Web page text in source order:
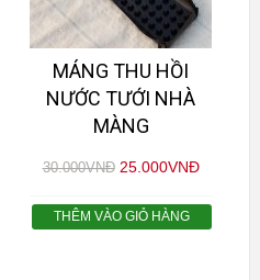
MÁNG THU HỒI
NƯỚC TƯỚI NHÀ
MÀNG
30.000VNĐ 25.000VNĐ
THÊM VÀO GIỎ HÀNG